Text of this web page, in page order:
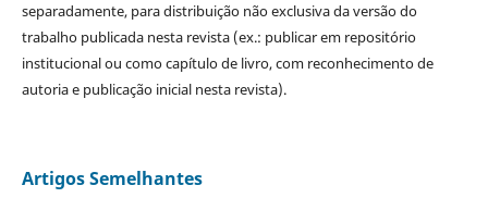
separadamente, para distribuição não exclusiva da versão do
trabalho publicada nesta revista (ex.: publicar em repositório
institucional ou como capítulo de livro, com reconhecimento de
autoria e publicação inicial nesta revista).
Artigos Semelhantes